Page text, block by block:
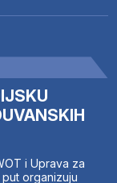
i Uprava za
organizuju